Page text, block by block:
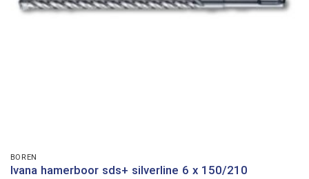
BOREN
Ivana hamerboor sds+ silverline 6 x 150/210